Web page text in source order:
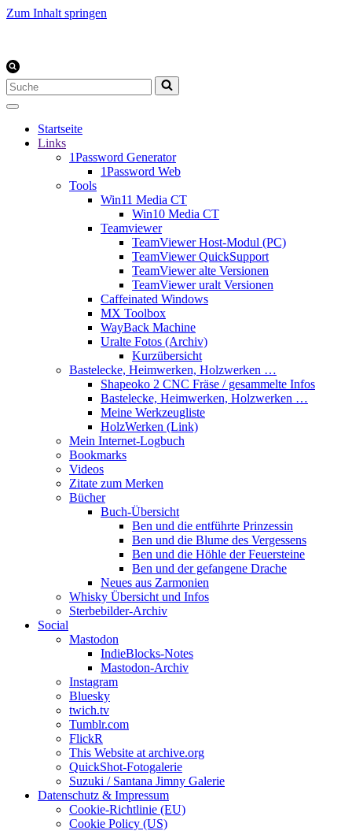
Zum Inhalt springen
Suchen
nach …
Startseite
Links
1Password Generator
1Password Web
Tools
Win11 Media CT
Win10 Media CT
Teamviewer
TeamViewer Host-Modul (PC)
TeamViewer QuickSupport
TeamViewer alte Versionen
TeamViewer uralt Versionen
Caffeinated Windows
MX Toolbox
WayBack Machine
Uralte Fotos (Archiv)
Kurzübersicht
Bastelecke, Heimwerken, Holzwerken …
Shapeoko 2 CNC Fräse / gesammelte Infos
Bastelecke, Heimwerken, Holzwerken …
Meine Werkzeugliste
HolzWerken (Link)
Mein Internet-Logbuch
Bookmarks
Videos
Zitate zum Merken
Bücher
Buch-Übersicht
Ben und die entführte Prinzessin
Ben und die Blume des Vergessens
Ben und die Höhle der Feuersteine
Ben und der gefangene Drache
Neues aus Zarmonien
Whisky Übersicht und Infos
Sterbebilder-Archiv
Social
Mastodon
IndieBlocks-Notes
Mastodon-Archiv
Instagram
Bluesky
twich.tv
Tumblr.com
FlickR
This Website at archive.org
QuickShot-Fotogalerie
Suzuki / Santana Jimny Galerie
Datenschutz & Impressum
Cookie-Richtlinie (EU)
Cookie Policy (US)